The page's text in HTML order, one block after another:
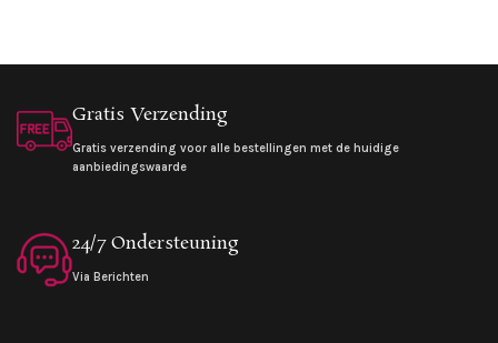
Gratis Verzending
Gratis verzending voor alle bestellingen met de huidige
aanbiedingswaarde
24/7 Ondersteuning
Via Berichten